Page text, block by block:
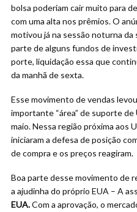
bolsa poderiam cair muito para
com uma alta nos prêmios. O
motivou já na sessão noturna
parte de alguns fundos de
porte, liquidação essa que
da manhã de sexta.
Esse movimento de vendas
importante “área” de suporte de
maio. Nessa região próxima aos
iniciaram a defesa de posição
de compra e os preços reagiram.
Boa parte desse movimento de
a ajudinha do próprio EUA – A
EUA.Com a aprovação, o